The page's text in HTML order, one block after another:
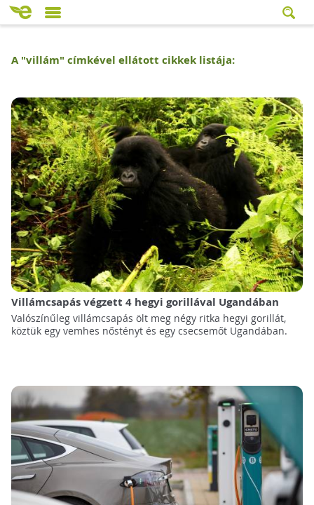
A "villám" címkével ellátott cikkek listája:
Villámcsapás végzett 4 hegyi gorillával Ugandában
Valószínűleg villámcsapás ölt meg négy ritka hegyi gorillát,
köztük egy vemhes nőstényt és egy csecsemőt Ugandában.